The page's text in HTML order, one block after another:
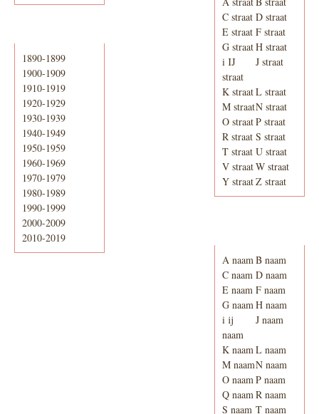
1890-1899
1900-1909
1910-1919
1920-1929
1930-1939
1940-1949
1950-1959
1960-1969
1970-1979
1980-1989
1990-1999
2000-2009
2010-2019
C straat D straat
E straat F straat
G straatH straat
i IJ
straat
J straat
K straatL straat
M straatN straat
O straatP straat
R straat S straat
T straat U straat
V straatW straat
Y straatZ straat
A naamB naam
C naam D naam
E naam F naam
G naamH naam
i ij
naam
J naam
K naamL naam
M naamN naam
O naamP naam
Q naamR naam
S naam T naam